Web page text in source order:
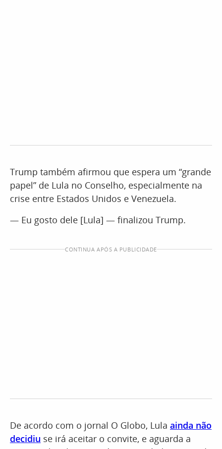
Trump também afirmou que espera um “grande
papel” de Lula no Conselho, especialmente na
crise entre Estados Unidos e Venezuela.
— Eu gosto dele [Lula] — finalizou Trump.
CONTINUA APÓS A PUBLICIDADE
De acordo com o jornal O Globo, Lula ainda não
decidiu se irá aceitar o convite, e aguarda a